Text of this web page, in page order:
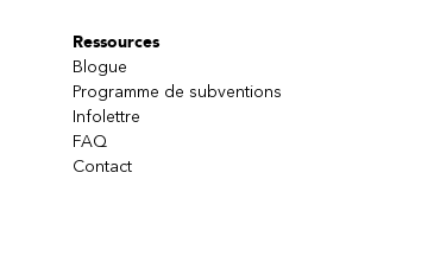
Ressources
Blogue
Programme de subventions
Infolettre
FAQ
Contact